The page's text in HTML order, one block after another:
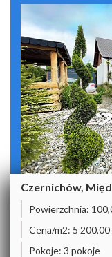
Czernichów,
Powierzchnia:
Cena/m2: 5 200,00
Pokoje: 3 pokoje